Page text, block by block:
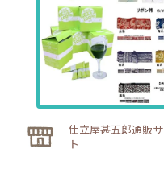
仕立屋甚五郎通販
ト